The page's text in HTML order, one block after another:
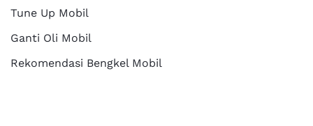
Tune Up Mobil
Ganti Oli Mobil
Rekomendasi Bengkel Mobil